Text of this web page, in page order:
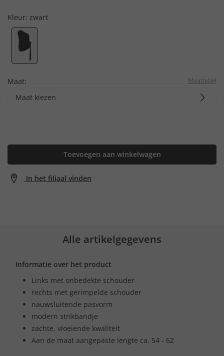
Kleur: zwart
Maat: Maattabel
Maat kiezen
Toevoegen aan winkelwagen
In het filiaal vinden
Alle artikelgegevens
Informatie over het product
Links met onbedekte schouder
rechts met gerimpelde schouder
nauwsluitende pasvorm
modern strikbandje
zachte, vloeiende kwaliteit
Aan de maat aangepaste lengte ca. 54 - 62